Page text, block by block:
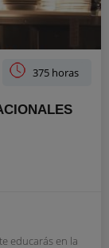
375 horas
educarás en la